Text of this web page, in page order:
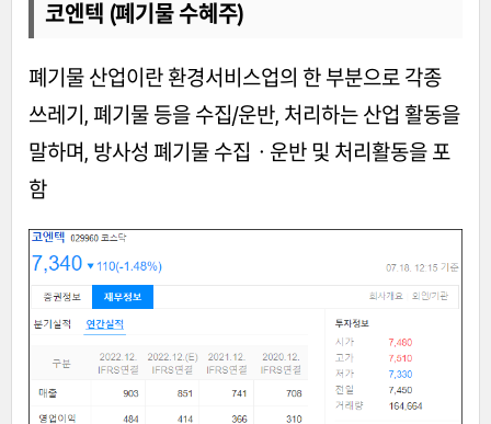
코엔텍 (폐기물 수혜주)
폐기물 산업이란 환경서비스업의 한 부분으로 각종
쓰레기, 폐기물 등을 수집/운반, 처리하는 산업 활동을
말하며, 방사성 폐기물 수집ㆍ운반 및 처리활동을 포
함